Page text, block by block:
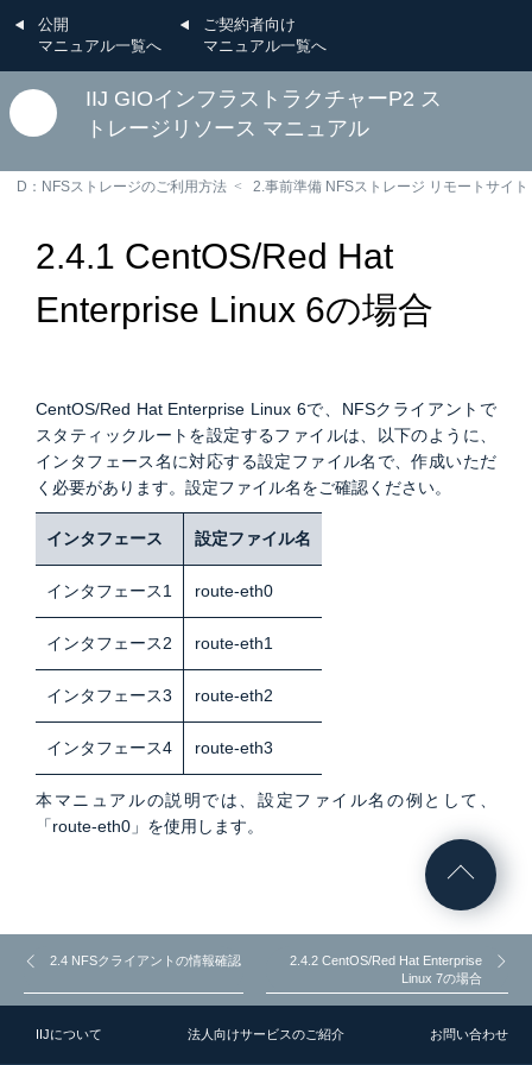
公開
マニュアル一覧へ
ご契約者向け
マニュアル一覧へ
IIJ GIOインフラストラクチャーP2 ス
トレージリソース マニュアル
D：NFSストレージのご利用方法 2.事前準備 NFSストレージ リモートサイト
2.4.1 CentOS/Red Hat
Enterprise Linux 6の場合
CentOS/Red Hat Enterprise Linux 6で、NFSクライアントで
スタティックルートを設定するファイルは、以下のように、
インタフェース名に対応する設定ファイル名で、作成いただ
く必要があります。設定ファイル名をご確認ください。
インタフェース 設定ファイル名
インタフェース1 route-eth0
インタフェース2 route-eth1
インタフェース3 route-eth2
インタフェース4 route-eth3
本マニュアルの説明では、設定ファイル名の例として、
「route-eth0」を使用します。
2.4 NFSクライアントの情報確認
2.4.2 CentOS/Red Hat Enterprise
Linux 7の場合
IIJについて 法人向けサービスのご紹介 お問い合わせ